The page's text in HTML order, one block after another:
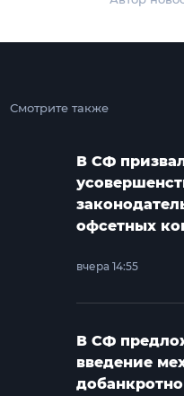
Смотрите также
В СФ
офсетных
вчера 14:55
В СФ
введение